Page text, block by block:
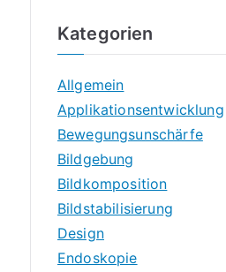
Kategorien
Allgemein
Applikationsentwicklung
Bewegungsunschärfe
Bildgebung
Bildkomposition
Bildstabilisierung
Design
Endoskopie